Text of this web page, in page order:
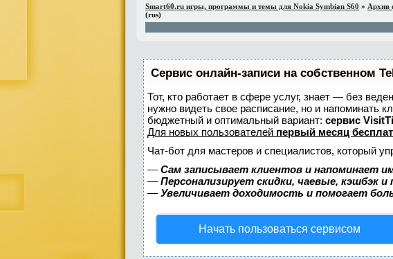
Smart60.ru игры, программы и темы для Nokia Symbian S60 » Архив
(rus)
Сервис онлайн-записи на собственном
Тот, кто работает в сфере услуг, знает — без
нужно видеть свое расписание, но и напоминать
бюджетный и оптимальный вариант: сервис
Для новых пользователей первый месяц
Чат-бот для мастеров и специалистов, который
— Сам записывает клиентов и напоминает
— Персонализирует скидки, чаевые, кэшбэк
— Увеличивает доходимость и помогает
Начать пользоваться сервисом